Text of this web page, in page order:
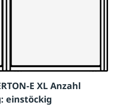
E XL Anzahl
einstöckig